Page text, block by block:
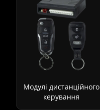
Модулі дистанційного
керування